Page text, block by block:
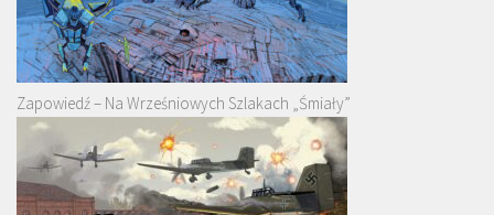
Zapowiedź – Na Wrześniowych Szlakach „Śmiały”